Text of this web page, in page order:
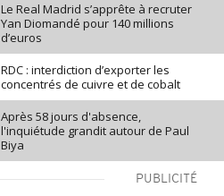
Le Real Madrid s’apprête à recruter
Yan Diomandé pour 140 millions
d’euros
RDC : interdiction d’exporter les
concentrés de cuivre et de cobalt
Après 58 jours d'absence,
l'inquiétude grandit autour de Paul
Biya
PUBLICITÉ